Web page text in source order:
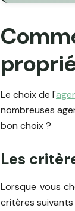
Le choix de l'
nombreuses
bon choix ?
Les
Lorsque vous
critères suivants